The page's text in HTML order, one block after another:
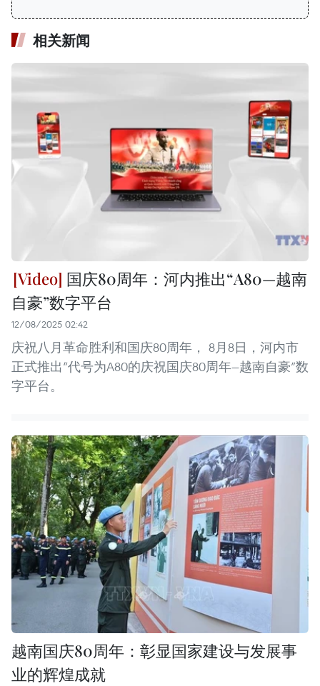
相关新闻
国庆80周年：河内推出“A80—越南
自豪”数字平台
12/08/2025 02:42
庆祝八月革命胜利和国庆80周年， 8月8日，河内市
正式推出“代号为A80的庆祝国庆80周年—越南自豪”数
字平台。
越南国庆80周年：彰显国家建设与发展事
业的辉煌成就